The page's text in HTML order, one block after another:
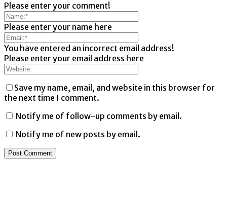
Please enter your comment!
Please enter your name here
You have entered an incorrect email address!
Please enter your email address here
Save my name, email, and website in this browser for
the next time I comment.
Notify me of follow-up comments by email.
Notify me of new posts by email.